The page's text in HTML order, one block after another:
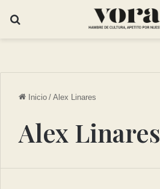
Inicio / Alex Linares
Alex Linares